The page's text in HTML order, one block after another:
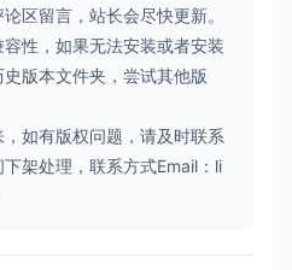
区留言，站长会尽快更新。
性，如果无法安装或者安装
版本文件夹，尝试其他版
如有版权问题，请及时联系
架处理，联系方式Email：li